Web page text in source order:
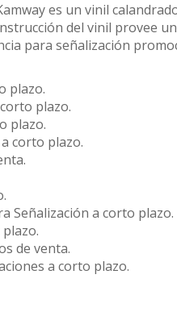
es un vinil
del vinil provee
para señalización
plazo.
plazo.
plazo.
corto plazo.
Señalización a corto plazo.
de venta.
a corto plazo.